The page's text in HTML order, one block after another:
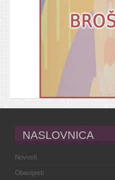
NASLOVNICA
Novosti
Obavijesti